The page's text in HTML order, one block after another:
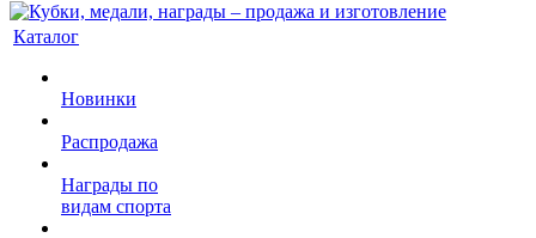
Каталог
Новинки
Распродажа
Награды по
видам спорта